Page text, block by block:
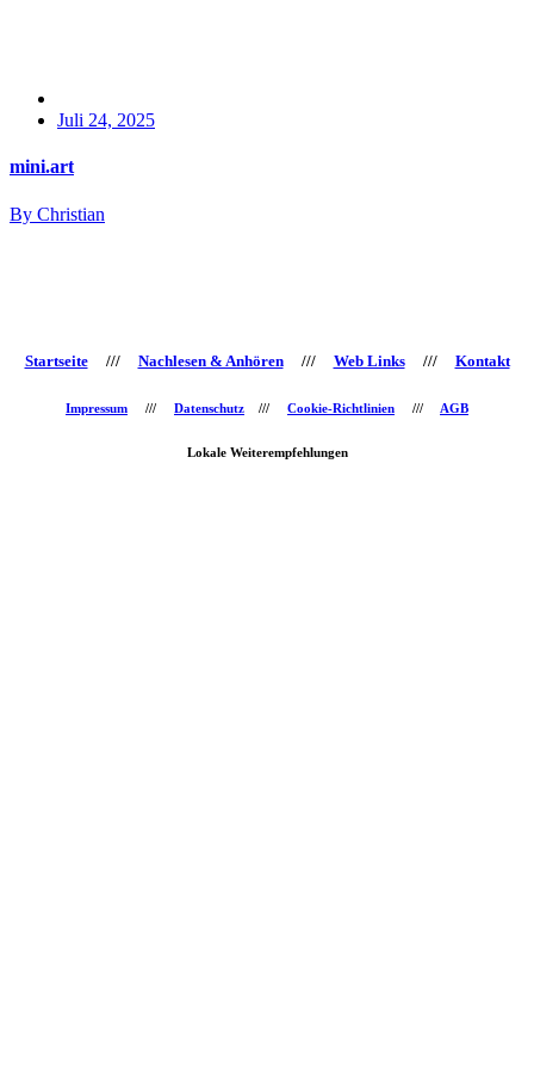
Juli 24, 2025
mini.art
By Christian
Startseite/// Nachlesen & Anhören/// Web Links/// Kontakt
Impressum /// Datenschutz /// Cookie-Richtlinien /// AGB
Lokale Weiterempfehlungen